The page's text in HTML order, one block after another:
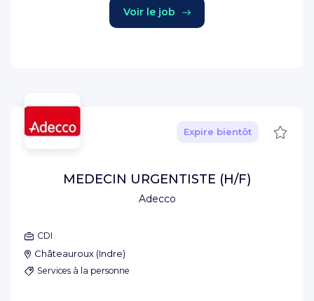
Voir le job
Adecco
Expire bientôt
MEDECIN URGENTISTE (H/F)
CDI
Châteauroux (Indre)
Services à la personne